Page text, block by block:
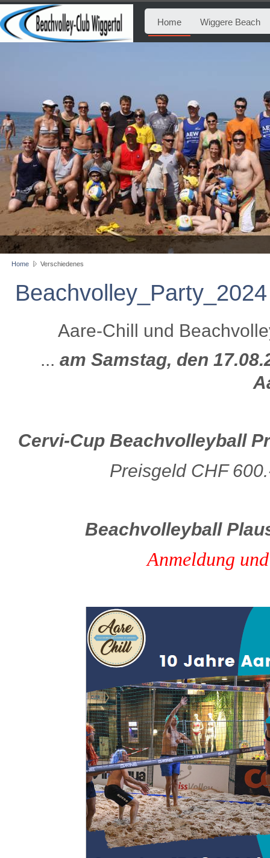
Home Wiggere Beach
Home Verschiedenes
Beachvolley_Party_2024
Aare-Chill und
... am Samstag, den
Cervi-Cup Beachvolleyball
Preisgeld CHF
Beachvolleyball
Anmeldung